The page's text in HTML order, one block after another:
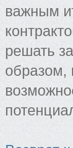
важным
решать
образом,